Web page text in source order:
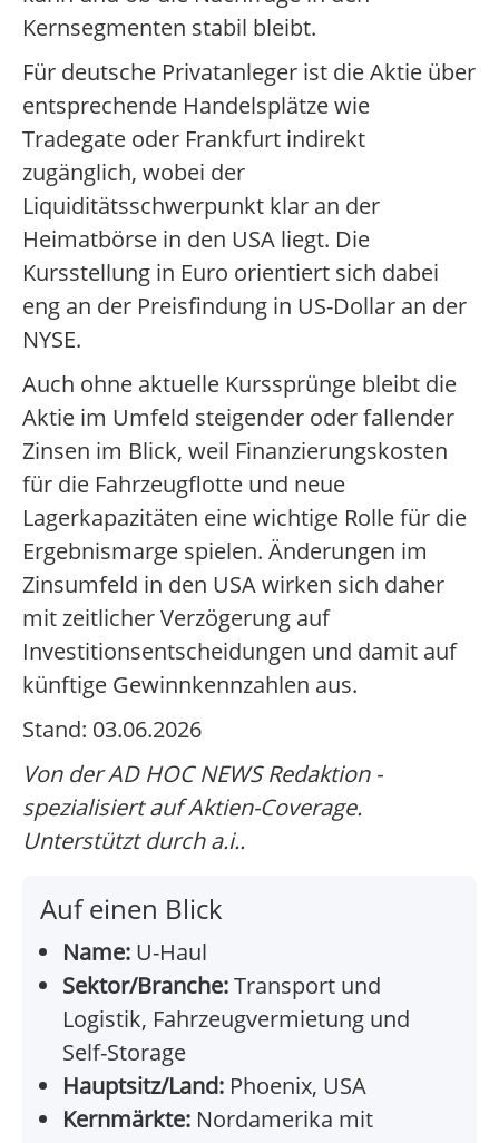
Kernsegmenten stabil bleibt.
Für deutsche Privatanleger ist die Aktie über
entsprechende Handelsplätze wie
Tradegate oder Frankfurt indirekt
zugänglich, wobei der
Liquiditätsschwerpunkt klar an der
Heimatbörse in den USA liegt. Die
Kursstellung in Euro orientiert sich dabei
eng an der Preisfindung in US-Dollar an der
NYSE.
Auch ohne aktuelle Kurssprünge bleibt die
Aktie im Umfeld steigender oder fallender
Zinsen im Blick, weil Finanzierungskosten
für die Fahrzeugflotte und neue
Lagerkapazitäten eine wichtige Rolle für die
Ergebnismarge spielen. Änderungen im
Zinsumfeld in den USA wirken sich daher
mit zeitlicher Verzögerung auf
Investitionsentscheidungen und damit auf
künftige Gewinnkennzahlen aus.
Stand: 03.06.2026
Von der AD HOC NEWS Redaktion -
spezialisiert auf Aktien-Coverage.
Unterstützt durch a.i..
Auf einen Blick
Name: U-Haul
Sektor/Branche:Transport und
Logistik, Fahrzeugvermietung und
Self-Storage
Hauptsitz/Land: Phoenix, USA
Kernmärkte: Nordamerika mit